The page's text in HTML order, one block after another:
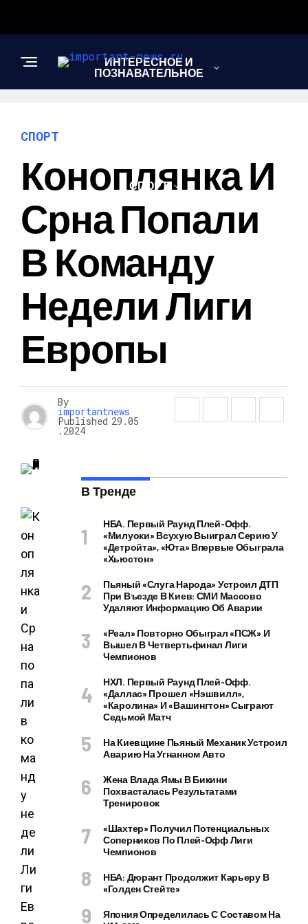
ИНТЕРЕСНОЕ И
ПОЗНАВАТЕЛЬНОЕ
СПОРТ
СПОРТ
Коноплянка И
Срна Попали
В Команду
Недели Лиги
Европы
By
importantnews
Published 29.05
.2024
В Тренде
НБА. Первый Раунд Плей-Офф.
«Милуоки» Всухую Выиграл Серию У
«Детройта», «Юта» Впервые Обыграла
«Хьюстон»
Пьяный «слуга Народа» Устроил ДТП
При Въезде В Киев: СМИ Массово
Удаляют Информацию Об Аварии
«Реал» Повторно Обыграл «ПСЖ» И
Вышел В Четвертьфинал Лиги
Чемпионов
НХЛ. Первый Раунд Плей-Офф.
«Даллас» Прошел «Нэшвилл»,
«Каролина» И «Вашингтон» Сыграют
Седьмой Матч
На Киевщине Пьяный Механик Устроил
Аварию На Угнанном Авто
Жена Влада Ямы В Бикини
Похвасталась Результатами
Тренировок
«Шахтер» Получил Потенциальных
Соперников По Плей-Офф Лиги
Чемпионов
НБА: Дюрант Продолжит Карьеру В
«Голден Стейте»
Япония Определилась С Составом На